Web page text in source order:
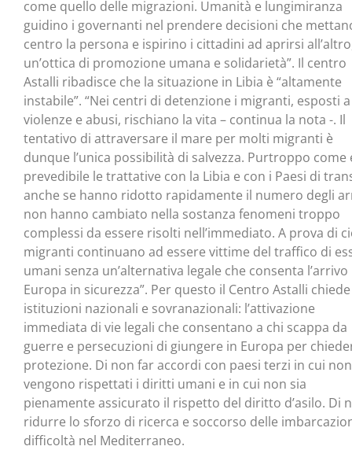
come quello delle migrazioni. Umanità e lungimiranza
guidino i governanti nel prendere decisioni che
centro la persona e ispirino i cittadini ad aprirsi
un’ottica di promozione umana e solidarietà”. Il centro
Astalli ribadisce che la situazione in Libia è “altamente
instabile”. “Nei centri di detenzione i migranti, esposti a
violenze e abusi, rischiano la vita – continua la nota -. Il
tentativo di attraversare il mare per molti migranti è
dunque l’unica possibilità di salvezza. Purtroppo come
prevedibile le trattative con la Libia e con i Paesi di
anche se hanno ridotto rapidamente il numero degli
non hanno cambiato nella sostanza fenomeni troppo
complessi da essere risolti nell’immediato. A prova di
migranti continuano ad essere vittime del traffico di
umani senza un’alternativa legale che consenta l’arrivo
Europa in sicurezza”. Per questo il Centro Astalli
istituzioni nazionali e sovranazionali: l’attivazione
immediata di vie legali che consentano a chi scappa da
guerre e persecuzioni di giungere in Europa per
protezione. Di non far accordi con paesi terzi in cui non
vengono rispettati i diritti umani e in cui non sia
pienamente assicurato il rispetto del diritto d’asilo. Di
ridurre lo sforzo di ricerca e soccorso delle
difficoltà nel Mediterraneo.